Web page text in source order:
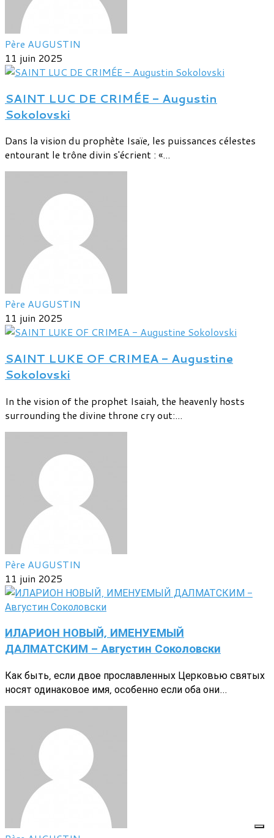
Père AUGUSTIN
11 juin 2025
SAINT LUC DE CRIMÉE - Augustin
Sokolovski
Dans la vision du prophète Isaïe, les puissances célestes
entourant le trône divin s'écrient : «...
Père AUGUSTIN
11 juin 2025
SAINT LUKE OF CRIMEA - Augustine
Sokolovski
In the vision of the prophet Isaiah, the heavenly hosts
surrounding the divine throne cry out:...
Père AUGUSTIN
11 juin 2025
ИЛАРИОН НОВЫЙ, ИМЕНУЕМЫЙ
ДАЛМАТСКИМ - Августин Соколовски
Как быть, если двое прославленных Церковью святых
носят одинаковое имя, особенно если оба они...